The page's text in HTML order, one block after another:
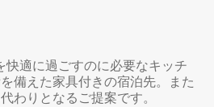
快適に過ごすのに必要なキッチ
備えた家具付きの宿泊先。また
わりとなるご提案です。